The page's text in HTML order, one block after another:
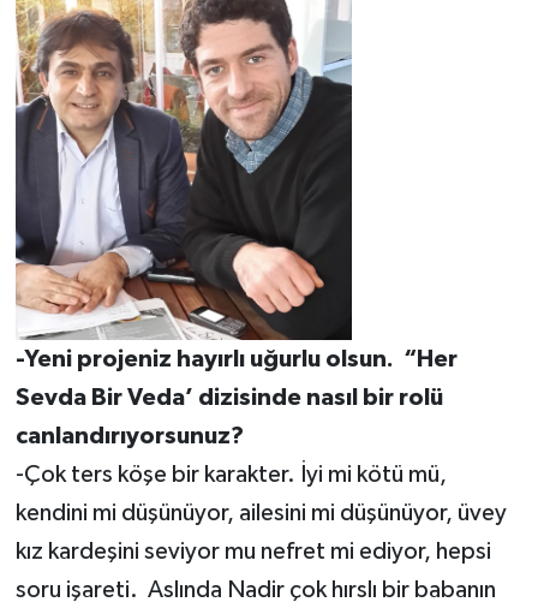
-Yeni projeniz hayırlı uğurlu olsun. “Her
Sevda Bir Veda’ dizisinde nasıl bir rolü
canlandırıyorsunuz?
-Çok ters köşe bir karakter. İyi mi kötü mü,
kendini mi düşünüyor, ailesini mi düşünüyor, üvey
kız kardeşini seviyor mu nefret mi ediyor, hepsi
soru işareti. Aslında Nadir çok hırslı bir babanın